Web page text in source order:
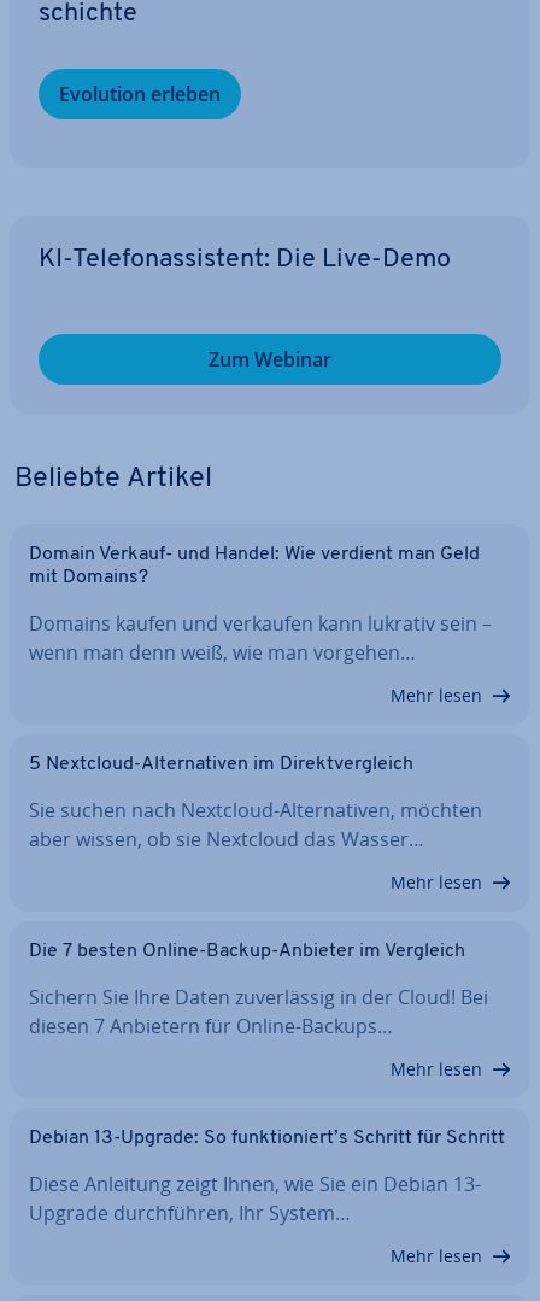
schich­te
Evolution erleben
KI-Te­le­fon­as­sis­tent: Die Live-Demo
Zum Webinar
Beliebte Artikel
Domain Verkauf- und Handel: Wie verdient man Geld
mit Domains?
Domains kaufen und verkaufen kann lukrativ sein –
wenn man denn weiß, wie man vorgehen…
Mehr lesen
5 Nextcloud-Al­ter­na­ti­ven im Di­rekt­ver­gleich
Sie suchen nach Nextcloud-Al­ter­na­ti­ven, möchten
aber wissen, ob sie Nextcloud das Wasser…
Mehr lesen
Die 7 besten Online-Backup-Anbieter im Vergleich
Sichern Sie Ihre Daten zu­ver­läs­sig in der Cloud! Bei
diesen 7 Anbietern für Online-Backups…
Mehr lesen
Debian 13-Upgrade: So funk­tio­niert’s Schritt für Schritt
Diese Anleitung zeigt Ihnen, wie Sie ein Debian 13-
Upgrade durch­füh­ren, Ihr System…
Mehr lesen